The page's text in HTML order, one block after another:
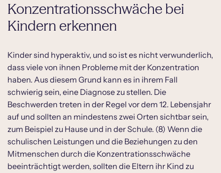
Konzentrationsschwäche bei
Kindern erkennen
Kinder sind hyperaktiv, und so ist es nicht verwunderlich,
dass viele von ihnen Probleme mit der Konzentration
haben. Aus diesem Grund kann es in ihrem Fall
schwierig sein, eine Diagnose zu stellen. Die
Beschwerden treten in der Regel vor dem 12. Lebensjahr
auf und sollten an mindestens zwei Orten sichtbar sein,
zum Beispiel zu Hause und in der Schule. (8) Wenn die
schulischen Leistungen und die Beziehungen zu den
Mitmenschen durch die Konzentrationsschwäche
beeinträchtigt werden, sollten die Eltern ihr Kind zu